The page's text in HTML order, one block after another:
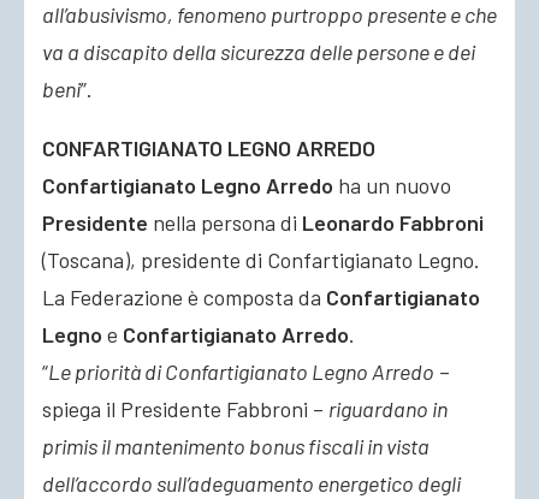
all’abusivismo, fenomeno purtroppo presente e che
va a discapito della sicurezza delle persone e dei
beni”.
CONFARTIGIANATO LEGNO ARREDO
Confartigianato Legno Arredo ha un nuovo
Presidente nella persona di Leonardo Fabbroni
(Toscana), presidente di Confartigianato Legno.
La Federazione è composta da Confartigianato
Legno e Confartigianato Arredo.
“Le priorità di Confartigianato Legno Arredo –
spiega il Presidente Fabbroni – riguardano in
primis il mantenimento bonus fiscali in vista
dell’accordo sull’adeguamento energetico degli